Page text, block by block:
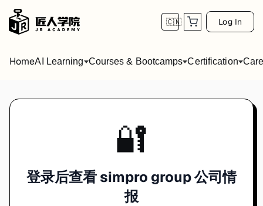
🇨🇳 Log In
HomeAI Learning Courses & Bootcamps Certification
🔐
登录后查看 simpro group 公司情
报